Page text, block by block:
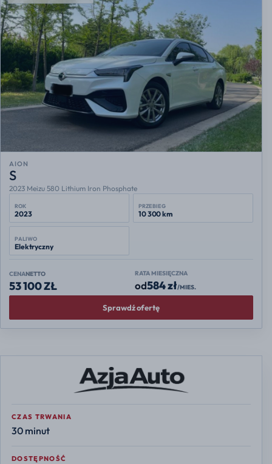
AION
S
2023 Meizu 580 Lithium Iron Phosphate
ROK
2023
PRZEBIEG
10 300 km
PALIWO
Elektryczny
CENANETTO
53 100 ZŁ
RATA MIESIĘCZNA
od584 zł/MIES.
Sprawdź ofertę
CZAS TRWANIA
30 minut
DOSTĘPNOŚĆ